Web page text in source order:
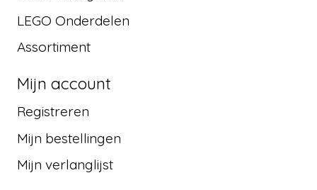
LEGO Onderdelen
Assortiment
Mijn account
Registreren
Mijn bestellingen
Mijn verlanglijst